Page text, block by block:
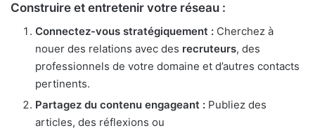
Construire et entretenir votre réseau :
Connectez-vous stratégiquement : Cherchez à
nouer des relations avec des recruteurs, des
professionnels de votre domaine et d’autres contacts
pertinents.
Partagez du contenu engageant : Publiez des
articles, des réflexions ou